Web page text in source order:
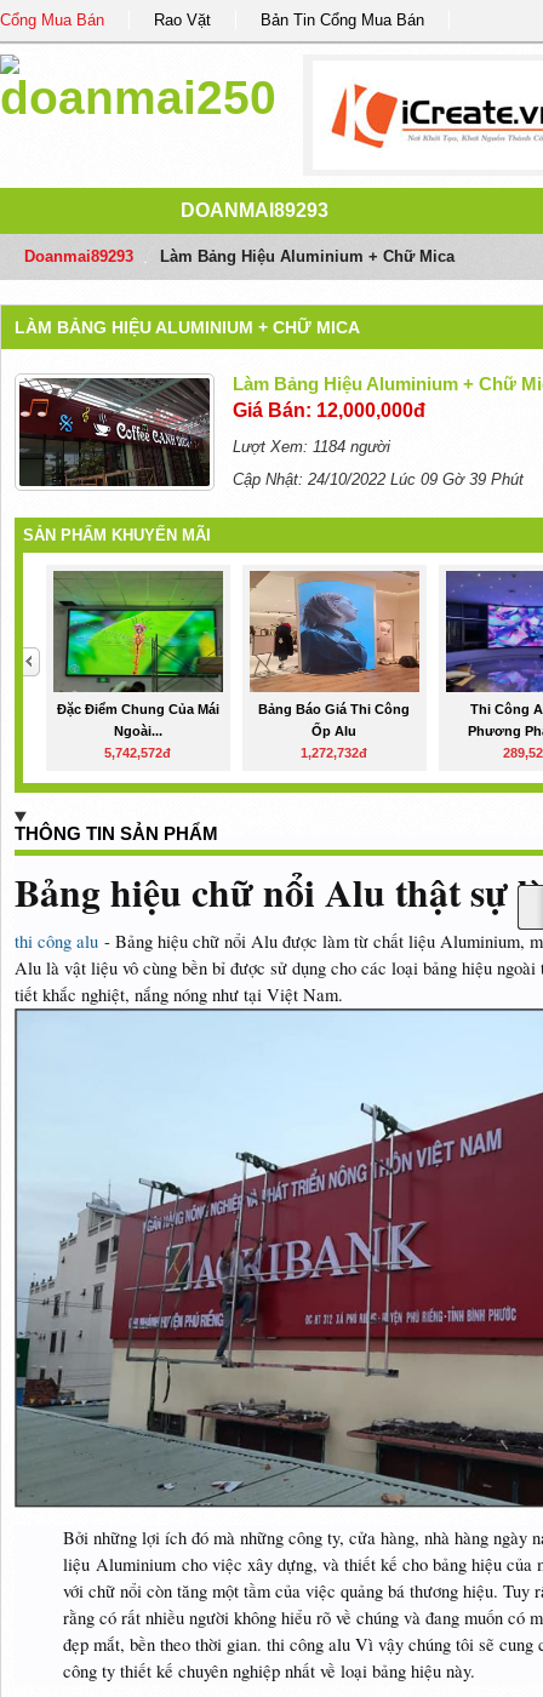
Cổng Mua Bán Rao Vặt Bản Tin Cổng Mua Bán
DOANMAI89293
Doanmai89293 Làm Bảng Hiệu Aluminium + Chữ Mica
LÀM BẢNG HIỆU ALUMINIUM + CHỮ MICA
Làm Bảng Hiệu Aluminium + Chữ
Giá Bán: 12,000,000đ
Lượt Xem: 1184 người
Cập Nhật: 24/10/2022 Lúc 09 Gờ 39 Phút
SẢN PHẨM KHUYẾN MÃI
Đặc Điểm Chung Của Mái
Ngoài...
5,742,572đ
Bảng Báo Giá Thi Công
Ốp Alu
1,272,732đ
Thi Công
Phương
THÔNG TIN SẢN PHẨM
Bảng hiệu chữ nổi Alu thật sự
thi công alu- Bảng hiệu chữ nổi Alu được làm từ chất liệu Aluminium,
Alu là vật liệu vô cùng bền bỉ được sử dụng cho các loại bảng hiệu
tiết khắc nghiệt, nắng nóng như tại Việt Nam.
Bởi những lợi ích đó mà những công ty, cửa hàng, nhà hàng ngày
liệu Aluminiumcho việc xây dựng, và thiết kế cho bảng hiệu
với chữ nổi còn tăng một tầm của việc quảng bá thương hiệu. Tuy
rằng có rất nhiều người không hiểu rõ về chúng và đang muốn có
đẹp mắt, bền theo thời gian. thi công alu Vì vậy chúng tôi sẽ cung
công ty thiết kế chuyên nghiệp nhất về loại bảng hiệu này.